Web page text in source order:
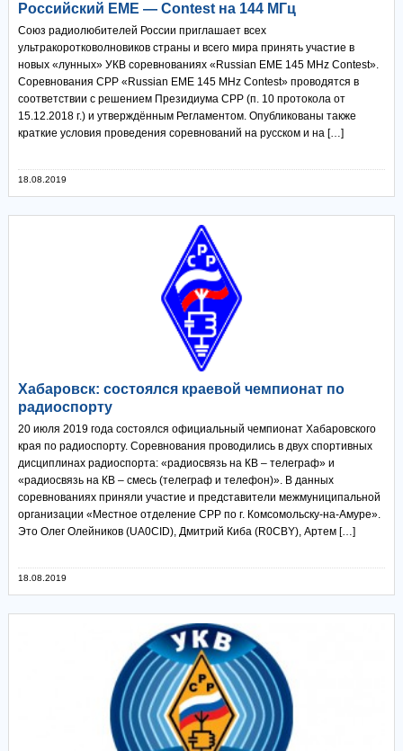
Российский EME — Contest на 144 МГц
Союз радиолюбителей России приглашает всех
ультракоротковолновиков страны и всего мира принять участие в
новых «лунных» УКВ соревнованиях «Russian EME 145 MHz Contest».
Соревнования СРР «Russian EME 145 MHz Contest» проводятся в
соответствии с решением Президиума СРР (п. 10 протокола от
15.12.2018 г.) и утверждённым Регламентом. Опубликованы также
краткие условия проведения соревнований на русском и на […]
18.08.2019
Хабаровск: состоялся краевой чемпионат по
радиоспорту
20 июля 2019 года состоялся официальный чемпионат Хабаровского
края по радиоспорту. Соревнования проводились в двух спортивных
дисциплинах радиоспорта: «радиосвязь на КВ – телеграф» и
«радиосвязь на КВ – смесь (телеграф и телефон)». В данных
соревнованиях приняли участие и представители межмуниципальной
организации «Местное отделение СРР по г. Комсомольску-на-Амуре».
Это Олег Олейников (UA0CID), Дмитрий Киба (R0CBY), Артем […]
18.08.2019